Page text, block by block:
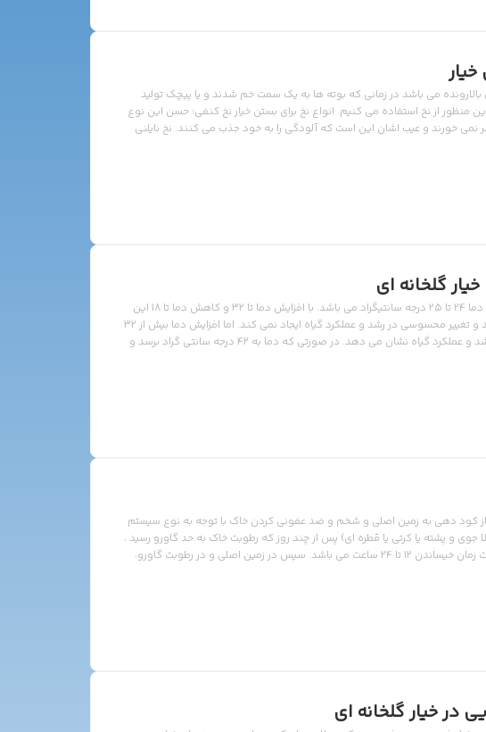
بالارونده می باشد در زمانی که بوته ها به یک سمت خم شدند و یا پیچک تولید
منظور از نخ استفاده می کنیم. انواع نخ برای بستن خیار نخ کنفی: حسن این نوع
نمی خورند و عیب اشان این است که آلودگی را به خود جذب می کنند. نخ نایلنی
آلودگی را جذب خود نمی کند اما عیب آنها این است که امکان سر خوردن […]
گلخانه ای
1- دمای مورد نیاز خیار در روز: بهینه ترین دما 24 تا 25 درجه سانتیگراد می باشد. با افزایش دما تا 32 و کاهش دما تا 18 این
رنج دمایی برای گیاه قابل تحمل می باشد و تغییر محسوسی در رشد و عملکرد گیاه ایجاد نمی کند. اما افزایش دما بیش از 32
و کاهش کمتر از 18 اثرات خود را بر روی رشد و عملکرد گیاه نشان می دهد. در صورتی که دما به 42 درجه سانتی گراد برسد و
دما به کمتر از 10 درجه برسد به […]
دهی به زمین اصلی و شخم و ضد عفونی کردن خاک با توجه به نوع سیستم
جوی و پشته یا کرتی یا قطره ای) پس از چند روز که رطوبت خاک به حد گاورو رسید ،
اقدام به خیساندن بذرها می نمائیم. مدت زمان خیساندن 12 تا 24 ساعت می باشد. سپس در زمین اصلی و در رطوبت گاورو،
مد نظر می باشد این است که نقطه کشت بایستی در محلی انتخاب گردد که […]
در خیار گلخانه ای